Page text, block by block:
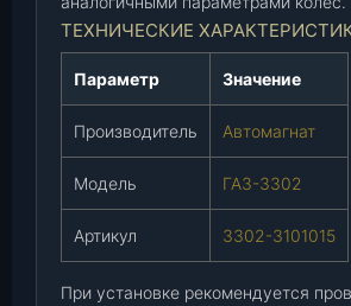
в
(
ТЕХНИЧЕСКИЕ
Параметр Значение
Производитель Автомагнат
Модель ГАЗ-3302
Артикул 3302-3101015
При установке рекомендуется